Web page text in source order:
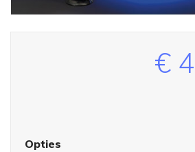
€
Opties